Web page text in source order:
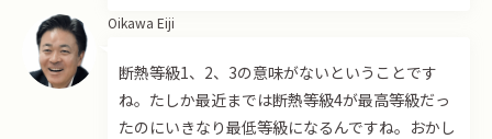
Oikawa Eiji
断熱等級1、2、3の意味がないということです
ね。たしか最近までは断熱等級4が最高等級だっ
たのにいきなり最低等級になるんですね。おかし